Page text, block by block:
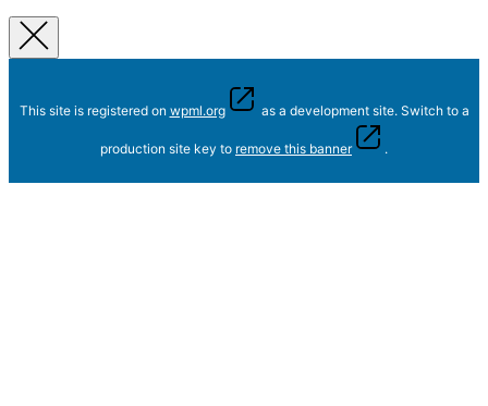
This site is registered on wpml.org as a development site. Switch to a
production site key to remove this banner .